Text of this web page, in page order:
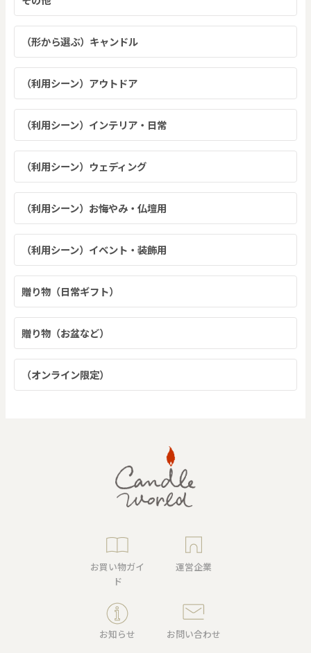
（形から選ぶ）キャンドル
（利用シーン）アウトドア
（利用シーン）インテリア・日常
（利用シーン）ウェディング
（利用シーン）お悔やみ・仏壇用
（利用シーン）イベント・装飾用
贈り物（日常ギフト）
贈り物（お盆など）
（オンライン限定）
お買い物ガイ
ド
運営企業
お知らせ お問い合わせ